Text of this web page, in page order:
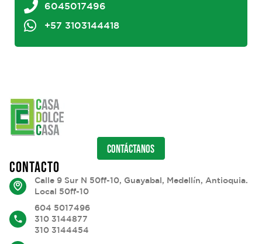
6045017496
+57 3103144418
CONTÁCTANOS
CONTACTO
Calle 9 Sur N 50ff-10, Guayabal, Medellín, Antioquia.
Local 50ff-10
604 5017496
310 3144877
310 3144454